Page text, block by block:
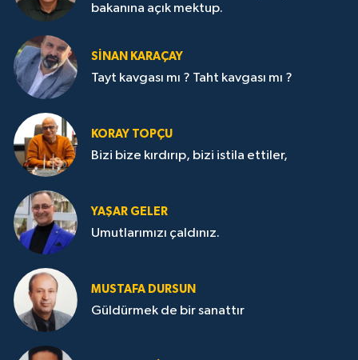
bakanına açık mektup.
SİNAN KARAÇAY
Tayt kavgası mı ? Taht kavgası mı ?
KORAY TOPÇU
Bizi bize kırdırıp, bizi istila ettiler,
YAŞAR GELER
Umutlarımızı çaldınız.
MUSTAFA DURSUN
Güldürmek de bir sanattır